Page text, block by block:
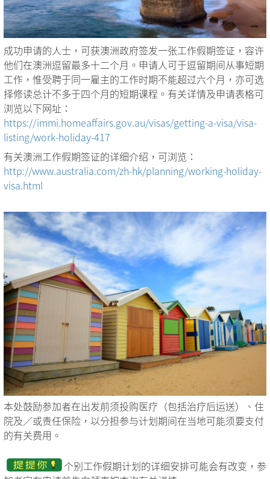
成功申请的人士，可获澳洲政府签发一张工作假期签证，容许
他们在澳洲逗留最多十二个月。申请人可于逗留期间从事短期
工作，惟受聘于同一雇主的工作时期不能超过六个月，亦可选
择修读总计不多于四个月的短期课程。有关详情及申请表格可
浏览以下网址：
https://immi.homeaffairs.gov.au/visas/getting-a-visa/visa-
listing/work-holiday-417
有关澳洲工作假期签证的详细介绍，可浏览：
http://www.australia.com/zh-hk/planning/working-holiday-
visa.html
本处鼓励参加者在出发前须投购医疗（包括治疗后运送）、住
院及／或责任保险，以分担参与计划期间在当地可能须要支付
的有关费用。
个别工作假期计划的详细安排可能会有改变，参